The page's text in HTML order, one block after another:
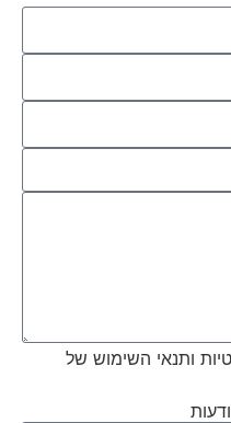
ותנאי השימוש של